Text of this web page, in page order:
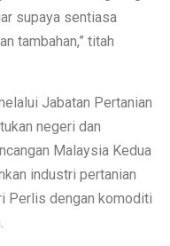
supaya sentiasa
tambahan,” titah
Jabatan Pertanian
negeri dan
Malaysia Kedua
industri pertanian
Perlis dengan komoditi